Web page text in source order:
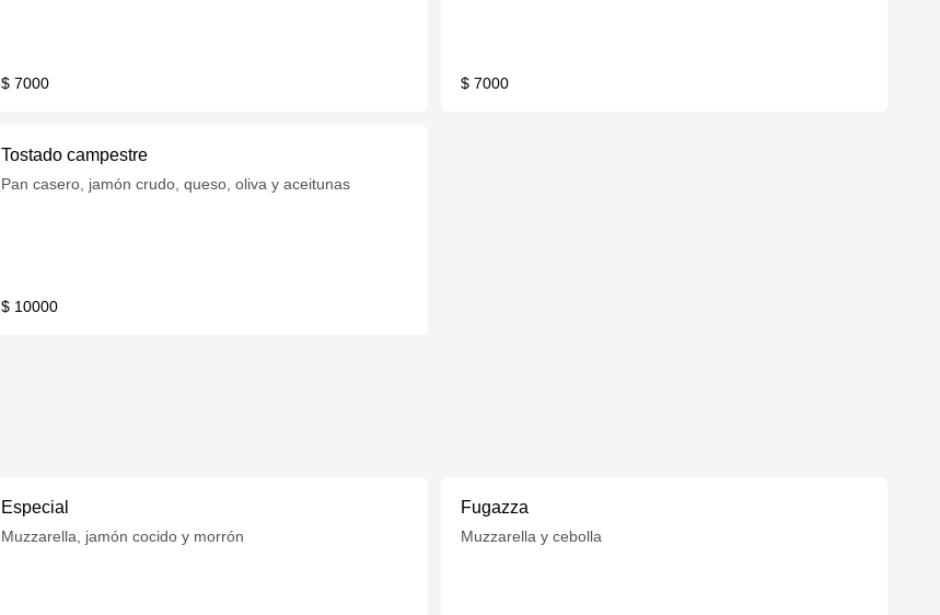
$ 7000 $ 7000
Tostado campestre
Pan casero, jamón crudo, queso, oliva y aceitunas
$ 10000
Especial
Muzzarella, jamón cocido y morrón
Fugazza
Muzzarella y cebolla